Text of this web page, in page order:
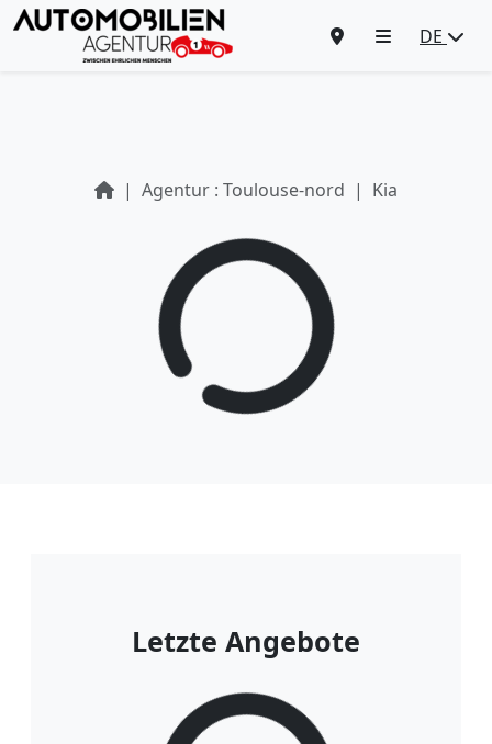
DE
Agentur : Toulouse-nord Kia
Letzte Angebote